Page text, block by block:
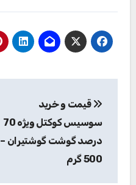
نوشته
قیمت و خرید
سوسیس کوکتل ویژه 70
درصد گوشت گوشتیران –
500 گرم